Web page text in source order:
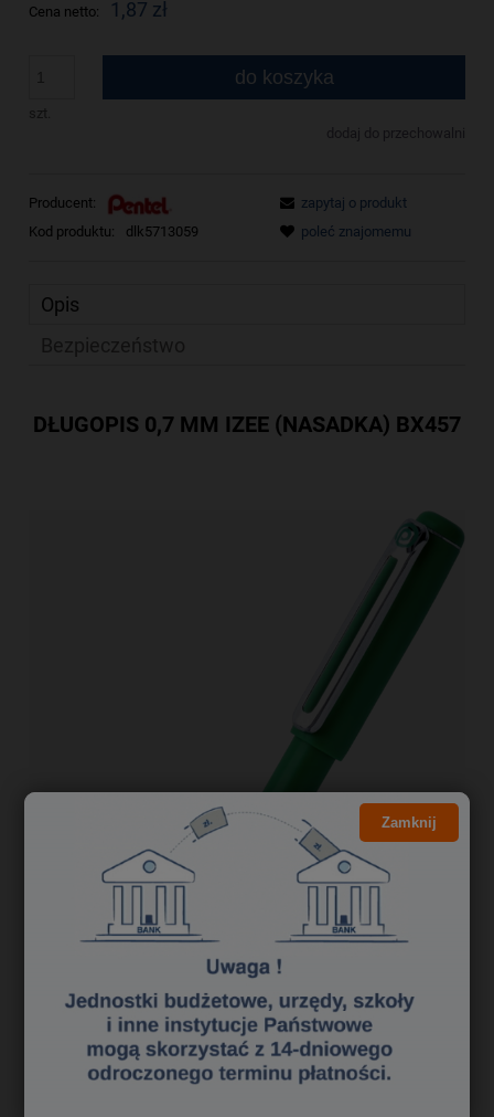
Cena netto: 1,87 zł
do koszyka
dodaj do przechowalni
Producent:
Kod produktu:
dlk5713059
zapytaj o produkt
poleć znajomemu
Opis
DŁUGOPIS 0,7 MM IZEE (NASADKA) BX457
Zamknij